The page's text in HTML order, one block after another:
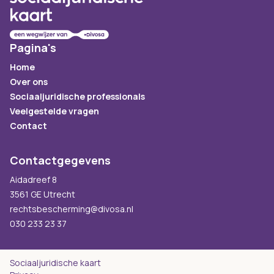
Pagina's
Home
Over ons
Sociaaljuridische professionals
Veelgestelde vragen
Contact
Contactgegevens
Aidadreef 8
3561 GE Utrecht
rechtsbescherming@divosa.nl
030 233 23 37
Sociaaljuridische kaart